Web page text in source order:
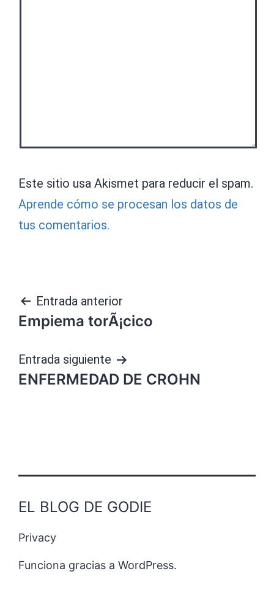
Este sitio usa Akismet para reducir el spam.
Aprende cómo se procesan los datos de
tus comentarios.
Navegación
de
entradas
Entrada anterior
Empiema torÃ¡cico
Entrada siguiente
ENFERMEDAD DE CROHN
EL BLOG DE GODIE
Privacy
Funciona gracias a WordPress.